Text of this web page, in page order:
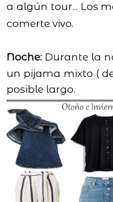
a algún tour... Los
comerte vivo.
Noche: Durante la
un pijama mixto (
posible largo.